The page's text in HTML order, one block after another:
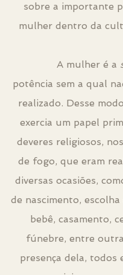
sobre a importante
mulher dentro da
	A mulher é a
potência sem a qual
realizado. Desse
exercia um papel
deveres religiosos,
de fogo, que eram
diversas ocasiões,
de nascimento,
bebê, casamento,
fúnebre, entre
presença dela, todos